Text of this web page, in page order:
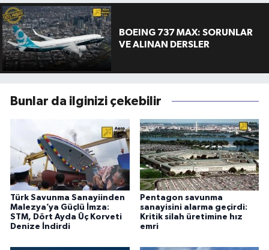
BOEING 737 MAX: SORUNLAR
VE ALINAN DERSLER
Bunlar da ilginizi çekebilir
Türk Savunma Sanayiinden
Malezya’ya Güçlü İmza:
STM, Dört Ayda Üç Korveti
Denize İndirdi
Pentagon savunma
sanayisini alarma geçirdi:
Kritik silah üretimine hız
emri